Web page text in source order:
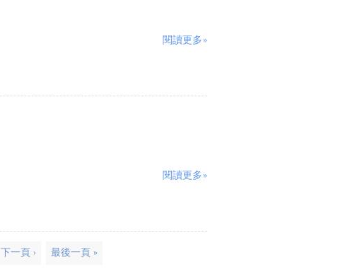
閱讀更多»
閱讀更多»
下一頁 › 最後一頁 »